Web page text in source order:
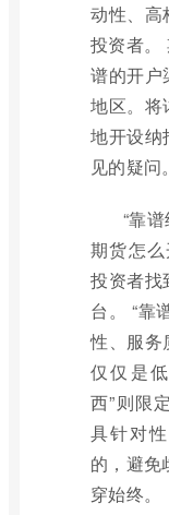
动性、高
投资者。
谱的开户
地区。将
地开设纳
见的疑问。
“靠
期货怎
投资者找
台。 “靠
性、服务
仅仅是
西”则限
具针对
的，避免
穿始终。